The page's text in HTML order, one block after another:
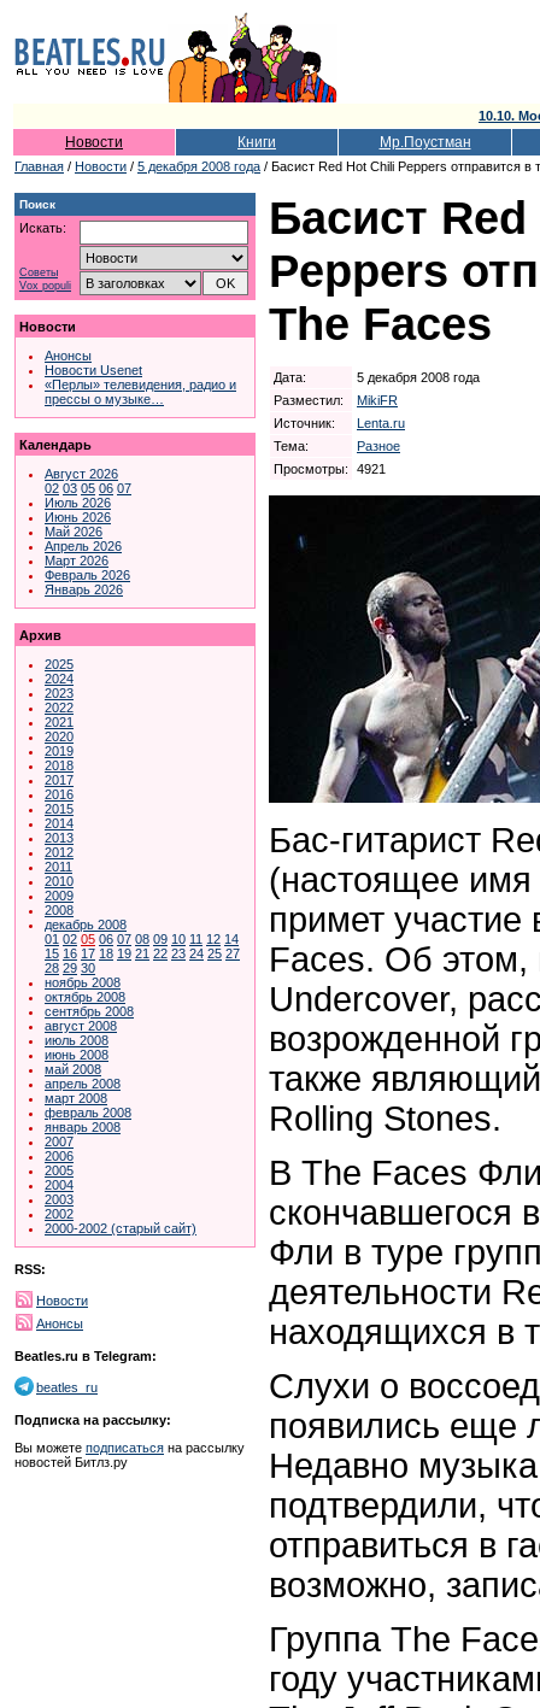
10.10.
Новости Книги Мр.Поустман
Главная / Новости / 5 декабря 2008 года / Басист Red Hot Chili Peppers отправится в
Поиск
Искать:
Советы
Vox populi
Новости
Анонсы
Новости Usenet
«Перлы» телевидения, радио и
прессы о музыке…
Календарь
Август 2026
02 03 05 06 07
Июль 2026
Июнь 2026
Май 2026
Апрель 2026
Март 2026
Февраль 2026
Январь 2026
Архив
2025
2024
2023
2022
2021
2020
2019
2018
2017
2016
2015
2014
2013
2012
2011
2010
2009
2008
декабрь 2008
01 02 05 06 07 08 09 10 11 12 14
15 16 17 18 19 21 22 23 24 25 27
28 29 30
ноябрь 2008
октябрь 2008
сентябрь 2008
август 2008
июль 2008
июнь 2008
май 2008
апрель 2008
март 2008
февраль 2008
январь 2008
2007
2006
2005
2004
2003
2002
2000-2002 (старый сайт)
RSS:
Новости
Анонсы
Beatles.ru в Telegram:
beatles_ru
Подписка на рассылку:
Вы можете подписаться на рассылку
новостей Битлз.ру
Басист
Peppers
The Faces
Дата:
5 декабря 2008 года
Разместил:
MikiFR
Источник:
Lenta.ru
Тема:
Разное
Просмотры:
4921
Бас-гитарист
(настоящее
примет участие
Faces. Об этом,
Undercover,
возрожденной
также
Rolling Stones.
В The Faces
скончавшегося
Фли в туре
деятельности
находящихся в
Слухи о
появились еще
Недавно
подтвердили,
отправиться в
возможно,
Группа The
году